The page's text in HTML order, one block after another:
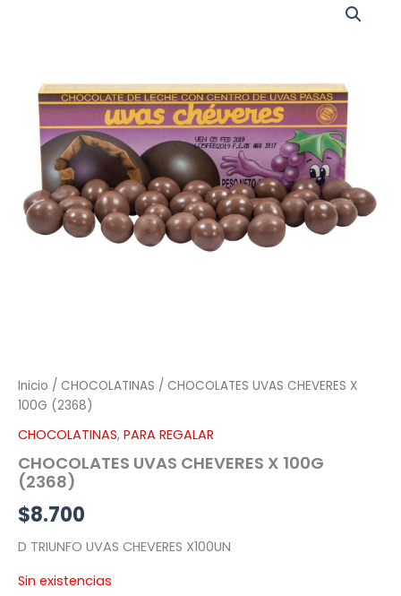
Inicio / CHOCOLATINAS / CHOCOLATES UVAS CHEVERES X
100G (2368)
CHOCOLATINAS, PARA REGALAR
CHOCOLATES UVAS CHEVERES X 100G
(2368)
$8.700
D TRIUNFO UVAS CHEVERES X100UN
Sin existencias